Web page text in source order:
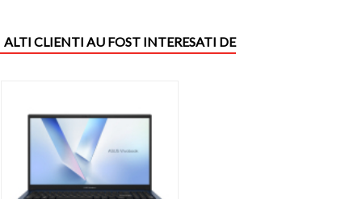
ALTI CLIENTI AU FOST INTERESATI DE